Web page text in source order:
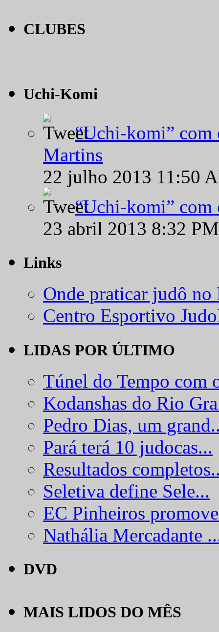
CLUBES
Uchi-Komi
“Uchi-komi” com
Martins
22 julho 2013 11:50
“Uchi-komi” com
23 abril 2013 8:32
Links
Onde praticar judô
Centro Esportivo
LIDAS POR ÚLTIMO
Túnel do Tempo com
Kodanshas do Rio
Pedro Dias, um
Pará terá 10 judocas...
Resultados
Seletiva define Sele...
EC Pinheiros
Nathália Mercadante
DVD
MAIS LIDOS DO MÊS